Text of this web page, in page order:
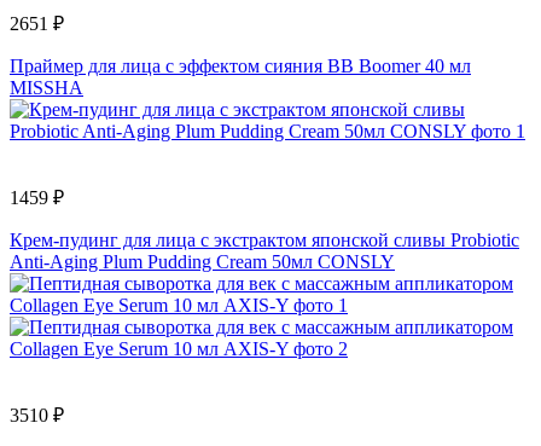
2651 ₽
Праймер для лица с эффектом сияния BB Boomer 40 мл
MISSHA
1459 ₽
Крем-пудинг для лица с экстрактом японской сливы Probiotic
Anti-Aging Plum Pudding Cream 50мл CONSLY
3510 ₽